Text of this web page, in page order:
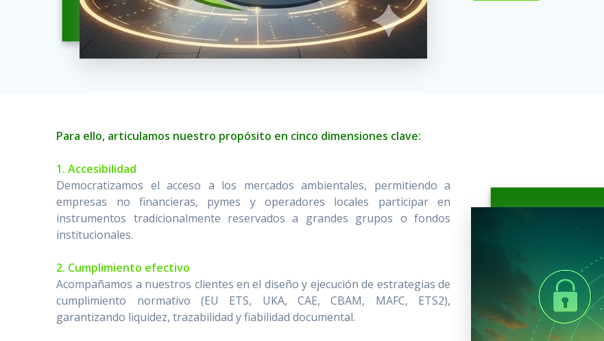
Para ello, articulamos nuestro propósito en cinco dimensiones clave:
1. Accesibilidad
Democratizamos el acceso a los mercados ambientales, permitiendo a
empresas no financieras, pymes y operadores locales participar en
instrumentos tradicionalmente reservados a grandes grupos o fondos
institucionales.
2. Cumplimiento efectivo
Acompañamos a nuestros clientes en el diseño y ejecución de estrategias de
cumplimiento normativo (EU ETS, UKA, CAE, CBAM, MAFC, ETS2),
garantizando liquidez, trazabilidad y fiabilidad documental.